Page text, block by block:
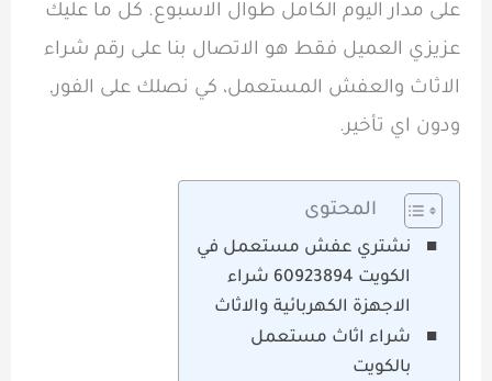
على مدار اليوم الكامل طوال الاسبوع. كل ما عليك
عزيزي العميل فقط هو الاتصال بنا على رقم شراء
الاثاث والعفش المستعمل، كي نصلك على الفور,
ودون اي تأخير.
المحتوى
نشتري عفش مستعمل في
الكويت 60923894 شراء
الاجهزة الكهربائية والاثاث
شراء اثاث مستعمل
بالكويت